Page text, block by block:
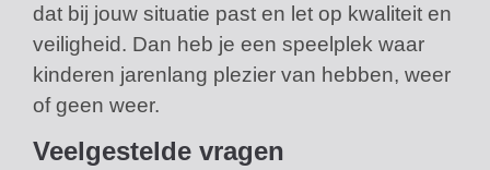
dat bij jouw situatie past en let op kwaliteit en
veiligheid. Dan heb je een speelplek waar
kinderen jarenlang plezier van hebben, weer
of geen weer.
Veelgestelde vragen